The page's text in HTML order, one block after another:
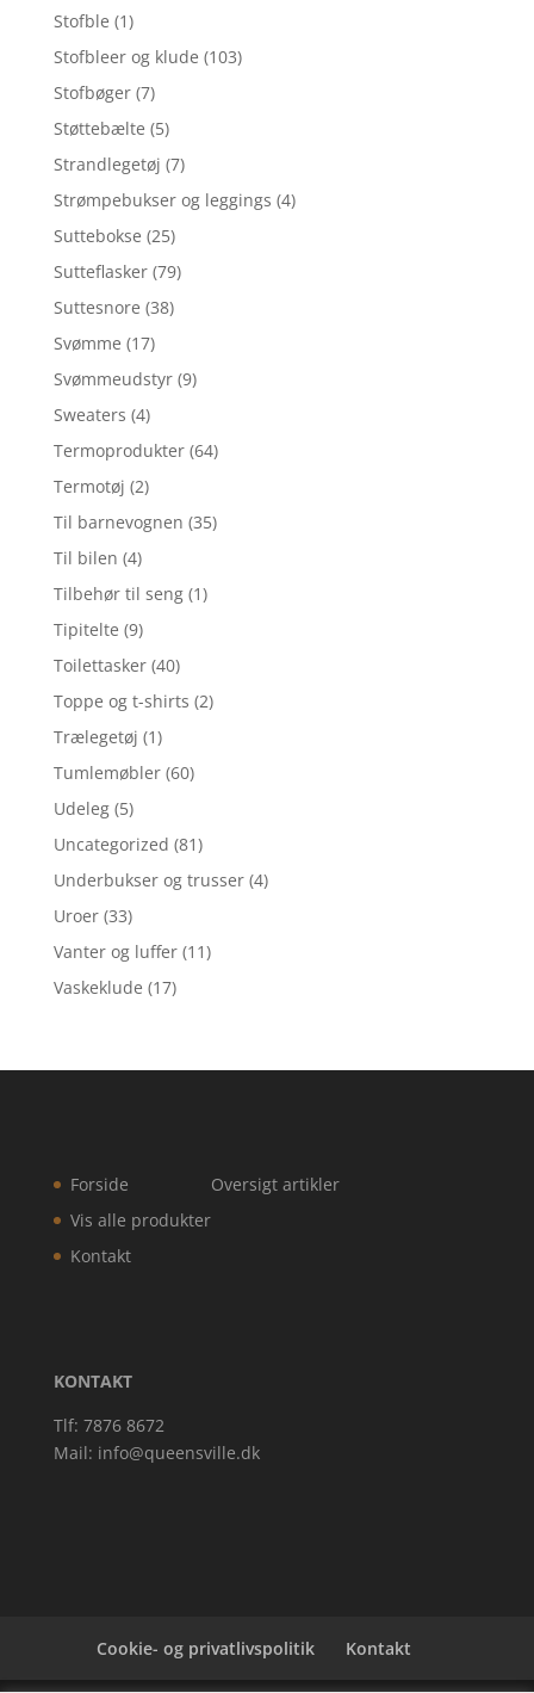
Stofble (1)
Stofbleer og klude (103)
Stofbøger (7)
Støttebælte (5)
Strandlegetøj (7)
Strømpebukser og leggings (4)
Suttebokse (25)
Sutteflasker (79)
Suttesnore (38)
Svømme (17)
Svømmeudstyr (9)
Sweaters (4)
Termoprodukter (64)
Termotøj (2)
Til barnevognen (35)
Til bilen (4)
Tilbehør til seng (1)
Tipitelte (9)
Toilettasker (40)
Toppe og t-shirts (2)
Trælegetøj (1)
Tumlemøbler (60)
Udeleg (5)
Uncategorized (81)
Underbukser og trusser (4)
Uroer (33)
Vanter og luffer (11)
Vaskeklude (17)
Forside
Vis alle produkter
Kontakt
Oversigt artikler
KONTAKT
Tlf: 7876 8672
Mail: info@queensville.dk
Cookie- og privatlivspolitik Kontakt